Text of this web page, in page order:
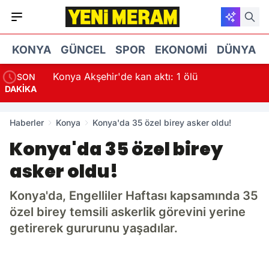
KONYA GÜNCEL SPOR EKONOMI DÜNYA
SON
DAKİKA
Konya Akşehir'de kan aktı: 1 ölü
Haberler Konya Konya'da 35 özel birey asker oldu!
Konya'da 35 özel birey
asker oldu!
Konya'da, Engelliler Haftası kapsamında 35
özel birey temsili askerlik görevini yerine
getirerek gururunu yaşadılar.